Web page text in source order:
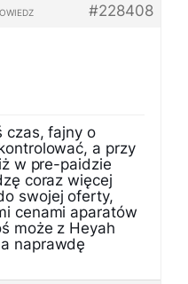
#228408
czas, fajny o
a przy
w pre-paidzie
coraz więcej
swojej oferty,
cenami aparatów
może z Heyah
naprawdę